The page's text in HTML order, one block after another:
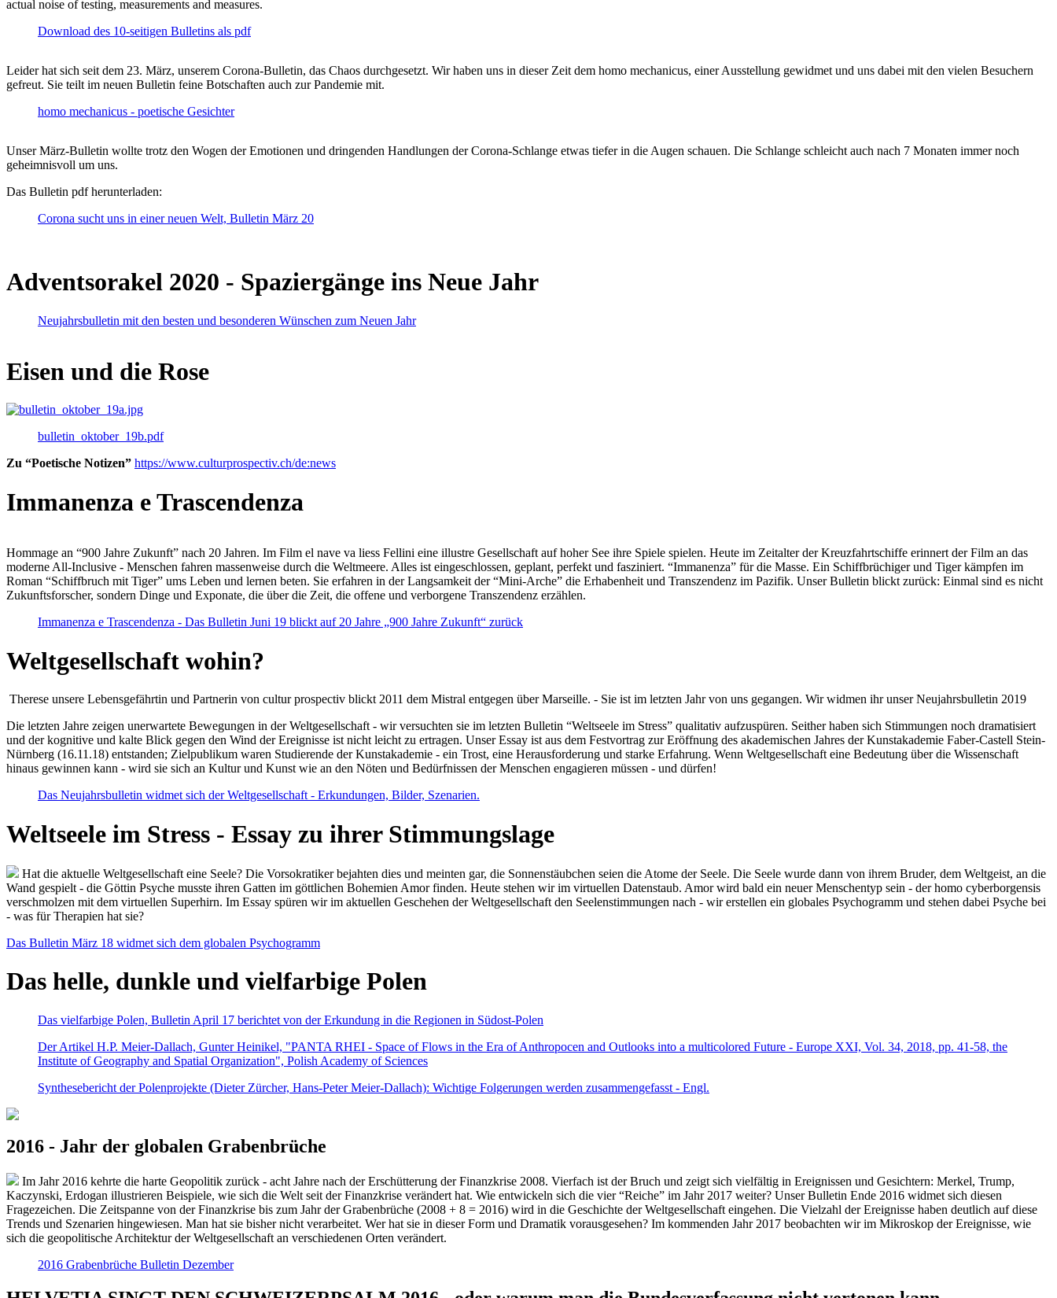
actual noise of testing, measurements and measures.
Download des 10-seitigen Bulletins als pdf
Leider hat sich seit dem 23. März, unserem Corona-Bulletin, das Chaos durchgesetzt. Wir haben uns in dieser Zeit dem homo mechanicus, einer Ausstellung gewidmet und uns dabei mit den vielen Besuchern
gefreut. Sie teilt im neuen Bulletin feine Botschaften auch zur Pandemie mit.
homo mechanicus - poetische Gesichter
Unser März-Bulletin wollte trotz den Wogen der Emotionen und dringenden Handlungen der Corona-Schlange etwas tiefer in die Augen schauen. Die Schlange schleicht auch nach 7 Monaten immer noch
geheimnisvoll um uns.
Das Bulletin pdf herunterladen:
Corona sucht uns in einer neuen Welt, Bulletin März 20
Adventsorakel 2020 - Spaziergänge ins Neue Jahr
Neujahrsbulletin mit den besten und besonderen Wünschen zum Neuen Jahr
Eisen und die Rose
bulletin_oktober_19b.pdf
Zu “Poetische Notizen” https://www.culturprospectiv.ch/de:news
Immanenza e Trascendenza
Hommage an “900 Jahre Zukunft” nach 20 Jahren. Im Film el nave va liess Fellini eine illustre Gesellschaft auf hoher See ihre Spiele spielen. Heute im Zeitalter der Kreuzfahrtschiffe erinnert der Film an das
moderne All-Inclusive - Menschen fahren massenweise durch die Weltmeere. Alles ist eingeschlossen, geplant, perfekt und fasziniert. “Immanenza” für die Masse. Ein Schiffbrüchiger und Tiger kämpfen im
Roman “Schiffbruch mit Tiger” ums Leben und lernen beten. Sie erfahren in der Langsamkeit der “Mini-Arche” die Erhabenheit und Transzendenz im Pazifik. Unser Bulletin blickt zurück: Einmal sind es nicht
Zukunftsforscher, sondern Dinge und Exponate, die über die Zeit, die offene und verborgene Transzendenz erzählen.
Immanenza e Trascendenza - Das Bulletin Juni 19 blickt auf 20 Jahre „900 Jahre Zukunft“ zurück
Weltgesellschaft wohin?
Therese unsere Lebensgefährtin und Partnerin von cultur prospectiv blickt 2011 dem Mistral entgegen über Marseille. - Sie ist im letzten Jahr von uns gegangen. Wir widmen ihr unser Neujahrsbulletin 2019
Die letzten Jahre zeigen unerwartete Bewegungen in der Weltgesellschaft - wir versuchten sie im letzten Bulletin “Weltseele im Stress” qualitativ aufzuspüren. Seither haben sich Stimmungen noch dramatisiert
und der kognitive und kalte Blick gegen den Wind der Ereignisse ist nicht leicht zu ertragen. Unser Essay ist aus dem Festvortrag zur Eröffnung des akademischen Jahres der Kunstakademie Faber-Castell Stein-
Nürnberg (16.11.18) entstanden; Zielpublikum waren Studierende der Kunstakademie - ein Trost, eine Herausforderung und starke Erfahrung. Wenn Weltgesellschaft eine Bedeutung über die Wissenschaft
hinaus gewinnen kann - wird sie sich an Kultur und Kunst wie an den Nöten und Bedürfnissen der Menschen engagieren müssen - und dürfen!
Das Neujahrsbulletin widmet sich der Weltgesellschaft - Erkundungen, Bilder, Szenarien.
Weltseele im Stress - Essay zu ihrer Stimmungslage
Hat die aktuelle Weltgesellschaft eine Seele? Die Vorsokratiker bejahten dies und meinten gar, die Sonnenstäubchen seien die Atome der Seele. Die Seele wurde dann von ihrem Bruder, dem Weltgeist, an die
Wand gespielt - die Göttin Psyche musste ihren Gatten im göttlichen Bohemien Amor finden. Heute stehen wir im virtuellen Datenstaub. Amor wird bald ein neuer Menschentyp sein - der homo cyberborgensis
verschmolzen mit dem virtuellen Superhirn. Im Essay spüren wir im aktuellen Geschehen der Weltgesellschaft den Seelenstimmungen nach - wir erstellen ein globales Psychogramm und stehen dabei Psyche bei
- was für Therapien hat sie?
Das Bulletin März 18 widmet sich dem globalen Psychogramm
Das helle, dunkle und vielfarbige Polen
Das vielfarbige Polen, Bulletin April 17 berichtet von der Erkundung in die Regionen in Südost-Polen
Der Artikel H.P. Meier-Dallach, Gunter Heinikel, "PANTA RHEI - Space of Flows in the Era of Anthropocen and Outlooks into a multicolored Future - Europe XXI, Vol. 34, 2018, pp. 41-58, the
Institute of Geography and Spatial Organization", Polish Academy of Sciences
Synthesebericht der Polenprojekte (Dieter Zürcher, Hans-Peter Meier-Dallach): Wichtige Folgerungen werden zusammengefasst - Engl.
2016 - Jahr der globalen Grabenbrüche
Im Jahr 2016 kehrte die harte Geopolitik zurück - acht Jahre nach der Erschütterung der Finanzkrise 2008. Vierfach ist der Bruch und zeigt sich vielfältig in Ereignissen und Gesichtern: Merkel, Trump,
Kaczynski, Erdogan illustrieren Beispiele, wie sich die Welt seit der Finanzkrise verändert hat. Wie entwickeln sich die vier “Reiche” im Jahr 2017 weiter? Unser Bulletin Ende 2016 widmet sich diesen
Fragezeichen. Die Zeitspanne von der Finanzkrise bis zum Jahr der Grabenbrüche (2008 + 8 = 2016) wird in die Geschichte der Weltgesellschaft eingehen. Die Vielzahl der Ereignisse haben deutlich auf diese
Trends und Szenarien hingewiesen. Man hat sie bisher nicht verarbeitet. Wer hat sie in dieser Form und Dramatik vorausgesehen? Im kommenden Jahr 2017 beobachten wir im Mikroskop der Ereignisse, wie
sich die geopolitische Architektur der Weltgesellschaft an verschiedenen Orten verändert.
2016 Grabenbrüche Bulletin Dezember